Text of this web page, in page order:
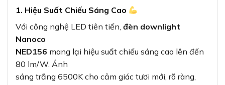
1. Hiệu Suất Chiếu Sáng Cao
Với công nghệ LED tiên tiến, đèn downlight
Nanoco
NED156 mang lại hiệu suất chiếu sáng cao lên đến
80 lm/W. Ánh
sáng trắng 6500K cho cảm giác tươi mới, rõ ràng,